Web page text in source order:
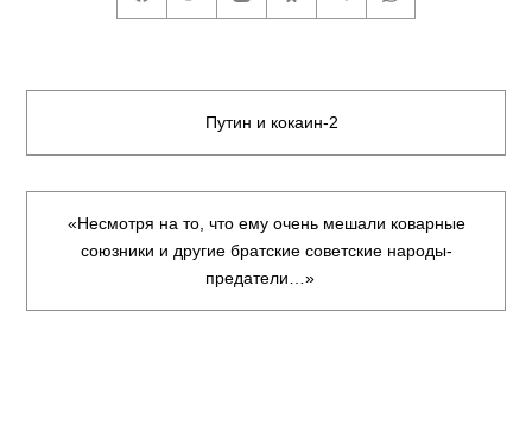
Путин и кокаин-2
«Несмотря на то, что ему очень мешали коварные
союзники и другие братские советские народы-
предатели…»